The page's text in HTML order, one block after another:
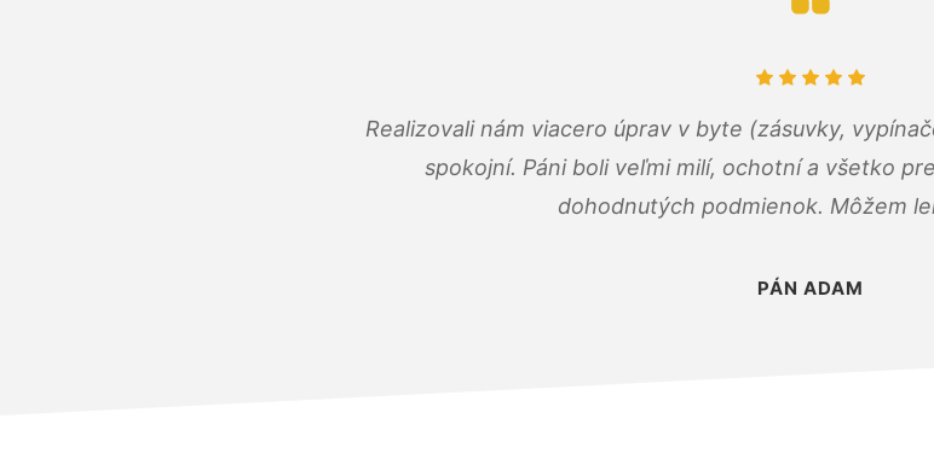
Realizovali nám viacero úprav v byte (zásuvky,
spokojní. Páni boli veľmi milí, ochotní a všetko
dohodnutých podmienok. Môžem
PÁN ADAM